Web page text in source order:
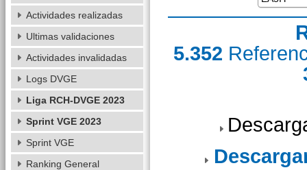
5.352
Actividades realizadas
Ultimas validaciones
Actividades invalidadas
Logs DVGE
Liga RCH-DVGE 2023
Sprint VGE 2023
Sprint VGE
Ranking General